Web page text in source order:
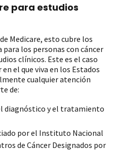
para estudios
Medicare, esto cubre los
los personas con cáncer
clínicos. Este es el caso
el que viva en los Estados
cualquier atención
de:
diagnóstico y el tratamiento
por el Instituto Nacional
de Cáncer Designados por